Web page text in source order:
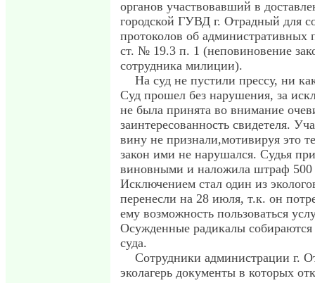
органов участвовавший в
городской ГУВД г. Отрадный для
протоколов об административных
ст. № 19.3 п. 1 (неповиновение
сотрудника милиции).
На суд не пустили прессу, ни
Суд прошел без нарушения, за
не была принята во внимание
заинтересованность свидетеля.
вину не признали,мотивируя это
закон ими не нарушался. Судья
виновными и наложила штраф 500
Исключением стал один из
перенесли на 28 июля, т.к. он
ему возможность пользоваться
Осужденные радикалы
суда.
Сотрудники администрации г.
эколагерь документы в которых